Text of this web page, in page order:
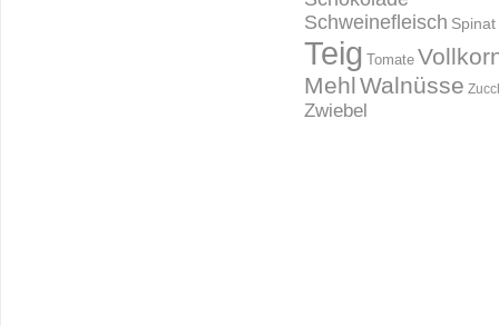
Schweinefleisch Spinat
Teig Tomate
MehlWalnüsse
Zwiebel